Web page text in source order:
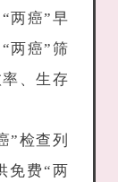
两癌”早
两癌”筛
、生存
”检查列
免费“两